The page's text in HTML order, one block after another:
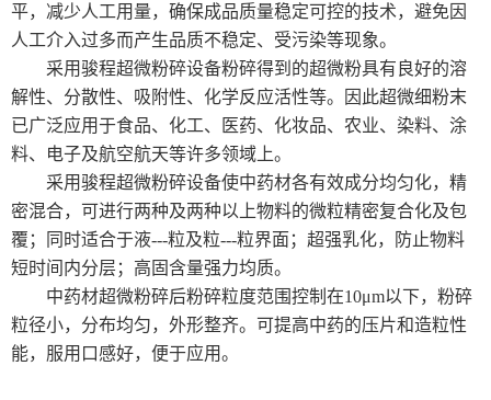
平，减少人工用量，确保成品质量稳定可控的技术，避免因
人工介入过多而产生品质不稳定、受污染等现象。
采用骏程超微粉碎设备粉碎得到的超微粉具有良好的溶
解性、分散性、吸附性、化学反应活性等。因此超微细粉末
已广泛应用于食品、化工、医药、化妆品、农业、染料、涂
料、电子及航空航天等许多领域上。
采用骏程超微粉碎设备使中药材各有效成分均匀化，精
密混合，可进行两种及两种以上物料的微粒精密复合化及包
覆；同时适合于液---粒及粒---粒界面；超强乳化，防止物料
短时间内分层；高固含量强力均质。
中药材超微粉碎后粉碎粒度范围控制在10μm以下，粉碎
粒径小，分布均匀，外形整齐。可提高中药的压片和造粒性
能，服用口感好，便于应用。